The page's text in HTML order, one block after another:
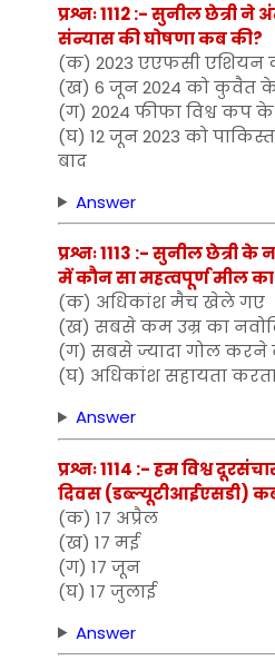
प्रश्नः 1112 :- सुनील छेत्री ने
संन्यास की घोषणा कब की?
(क) 2023 एएफसी एशियन
(ख) 6 जून 2024 को कुवैत
(ग) 2024 फीफा विश्व कप के
(घ) 12 जून 2023 को
बाद
Answer
प्रश्नः 1113 :- सुनील छेत्री
में कौन सा महत्वपूर्ण मील का
(क) अधिकांश मैच खेले गए
(ख) सबसे कम उम्र का
(ग) सबसे ज्यादा गोल करने
(घ) अधिकांश सहायता
Answer
प्रश्नः 1114 :- हम विश्व
दिवस (डब्ल्यूटीआईएसडी)
(क) 17 अप्रैल
(ख) 17 मई
(ग) 17 जून
(घ) 17 जुलाई
Answer